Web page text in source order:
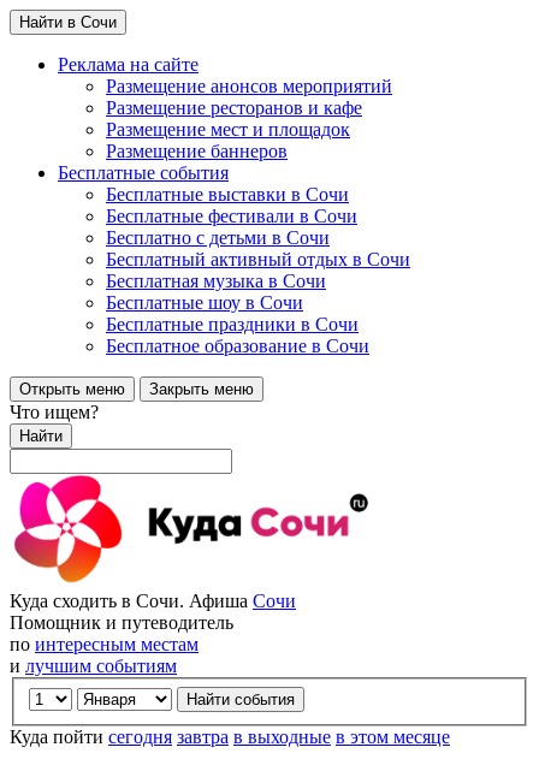
Найти в Сочи
Реклама на сайте
Размещение анонсов мероприятий
Размещение ресторанов и кафе
Размещение мест и площадок
Размещение баннеров
Бесплатные события
Бесплатные выставки в Сочи
Бесплатные фестивали в Сочи
Бесплатно с детьми в Сочи
Бесплатный активный отдых в Сочи
Бесплатная музыка в Сочи
Бесплатные шоу в Сочи
Бесплатные праздники в Сочи
Бесплатное образование в Сочи
Открыть меню Закрыть меню
Что ищем?
Найти
Куда сходить в Сочи. Афиша Сочи
Помощник и путеводитель
по интересным местам
и лучшим событиям
Куда пойти сегодня завтра в выходные в этом месяце